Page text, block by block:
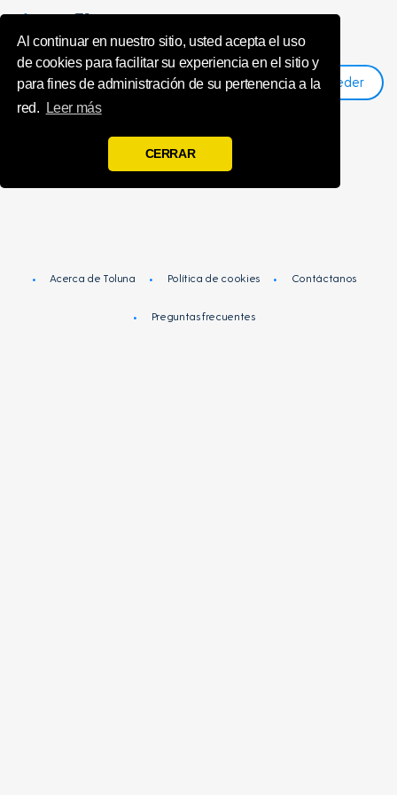
Al continuar en nuestro sitio, usted acepta el uso
de cookies para facilitar su experiencia en el sitio y
para fines de administración de su pertenencia a la
red.
Leer más
CERRAR
unsubscribeMe
Registro Acceder
Has sido dado de baja con éxito de Toluna
Acerca de Toluna Política de cookies Contáctanos
Preguntas frecuentes